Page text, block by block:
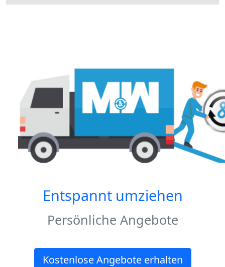
Entspannt umziehen
Persönliche Angebote
Kostenlose Angebote erhalten